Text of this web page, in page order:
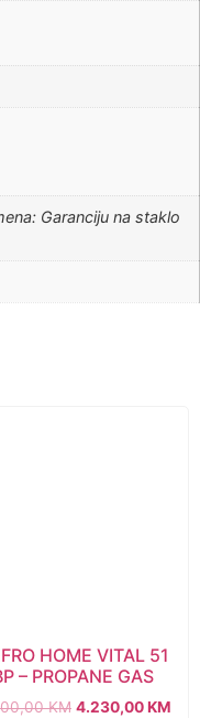
Garanciju na staklo
HOME VITAL 51
– PROPANE GAS
KM 4.230,00KM